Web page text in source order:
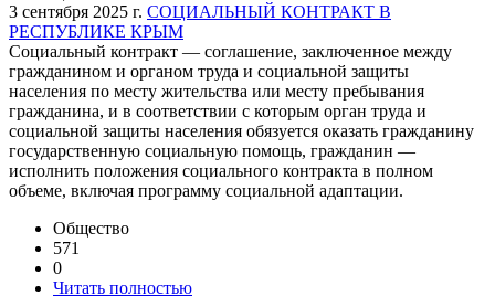
3 сентября 2025 г. СОЦИАЛЬНЫЙ КОНТРАКТ В
РЕСПУБЛИКЕ КРЫМ
Социальный контракт — соглашение, заключенное между
гражданином и органом труда и социальной защиты
населения по месту жительства или месту пребывания
гражданина, и в соответствии с которым орган труда и
социальной защиты населения обязуется оказать гражданину
государственную социальную помощь, гражданин —
исполнить положения социального контракта в полном
объеме, включая программу социальной адаптации.
Общество
571
0
Читать полностью